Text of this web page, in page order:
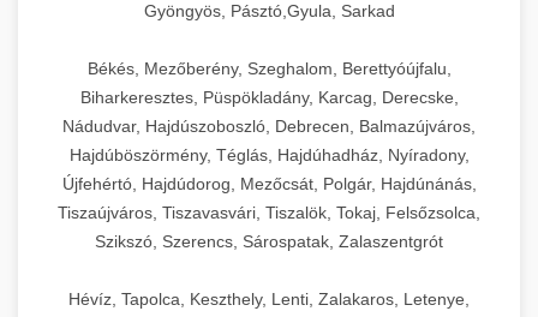
Gyöngyös, Pásztó,Gyula, Sarkad
Békés, Mezőberény, Szeghalom, Berettyóújfalu,
Biharkeresztes, Püspökladány, Karcag, Derecske,
Nádudvar, Hajdúszoboszló, Debrecen, Balmazújváros,
Hajdúböszörmény, Téglás, Hajdúhadház, Nyíradony,
Újfehértó, Hajdúdorog, Mezőcsát, Polgár, Hajdúnánás,
Tiszaújváros, Tiszavasvári, Tiszalök, Tokaj, Felsőzsolca,
Szikszó, Szerencs, Sárospatak, Zalaszentgrót
Hévíz, Tapolca, Keszthely, Lenti, Zalakaros, Letenye,